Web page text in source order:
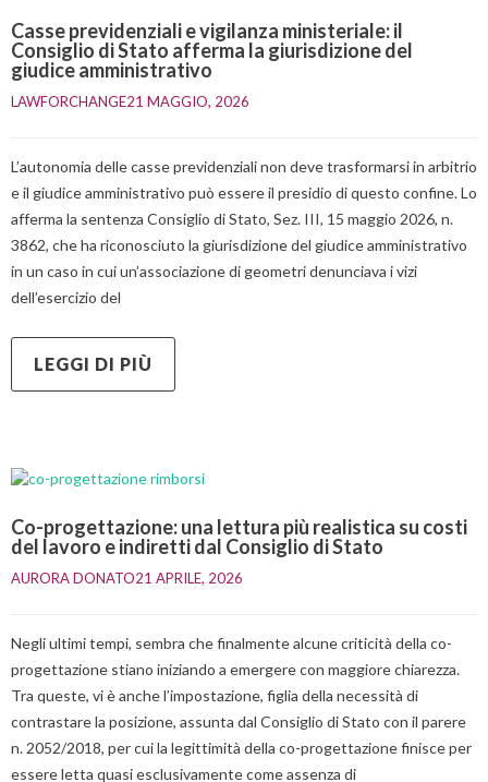
Casse previdenziali e vigilanza ministeriale: il
Consiglio di Stato afferma la giurisdizione del
giudice amministrativo
LAWFORCHANGE21 MAGGIO, 2026
L’autonomia delle casse previdenziali non deve trasformarsi in arbitrio
e il giudice amministrativo può essere il presidio di questo confine. Lo
afferma la sentenza Consiglio di Stato, Sez. III, 15 maggio 2026, n.
3862, che ha riconosciuto la giurisdizione del giudice amministrativo
in un caso in cui un’associazione di geometri denunciava i vizi
dell’esercizio del
LEGGI DI PIÙ
Co-progettazione: una lettura più realistica su costi
del lavoro e indiretti dal Consiglio di Stato
AURORA DONATO21 APRILE, 2026
Negli ultimi tempi, sembra che finalmente alcune criticità della co-
progettazione stiano iniziando a emergere con maggiore chiarezza.
Tra queste, vi è anche l’impostazione, figlia della necessità di
contrastare la posizione, assunta dal Consiglio di Stato con il parere
n. 2052/2018, per cui la legittimità della co-progettazione finisce per
essere letta quasi esclusivamente come assenza di